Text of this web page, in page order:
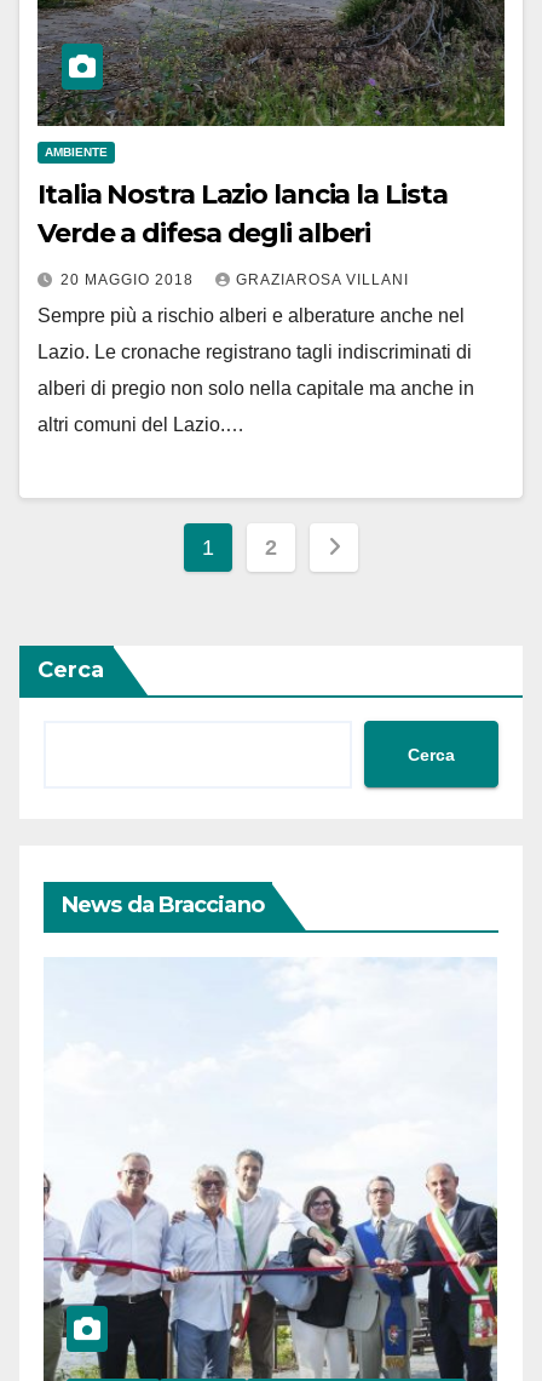
AMBIENTE
Italia Nostra Lazio lancia la Lista
Verde a difesa degli alberi
20 MAGGIO 2018 GRAZIAROSA VILLANI
Sempre più a rischio alberi e alberature anche nel
Lazio. Le cronache registrano tagli indiscriminati di
alberi di pregio non solo nella capitale ma anche in
altri comuni del Lazio.…
Paginazione
1 2
Cerca
Cerca
News da Bracciano